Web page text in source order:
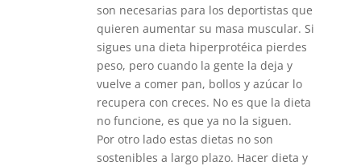
son necesarias para los deportistas que
quieren aumentar su masa muscular. Si
sigues una dieta hiperprotéica pierdes
peso, pero cuando la gente la deja y
vuelve a comer pan, bollos y azúcar lo
recupera con creces. No es que la dieta
no funcione, es que ya no la siguen.
Por otro lado estas dietas no son
sostenibles a largo plazo. Hacer dieta y